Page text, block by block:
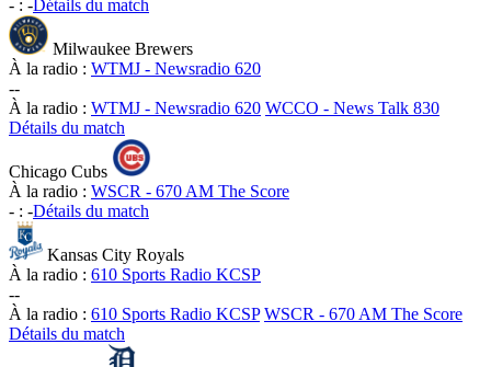
- : - Détails du match
Milwaukee Brewers
À la radio : WTMJ - Newsradio 620
--
À la radio : WTMJ - Newsradio 620 WCCO - News Talk 830
Détails du match
Chicago Cubs
À la radio : WSCR - 670 AM The Score
- : -Détails du match
Kansas City Royals
À la radio : 610 Sports Radio KCSP
--
À la radio : 610 Sports Radio KCSP WSCR - 670 AM The Score
Détails du match